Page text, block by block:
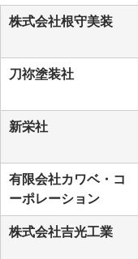
株式会社根守美装
刀祢塗装社
新栄社
有限会社カワベ・コ
ーポレーション
株式会社吉光工業